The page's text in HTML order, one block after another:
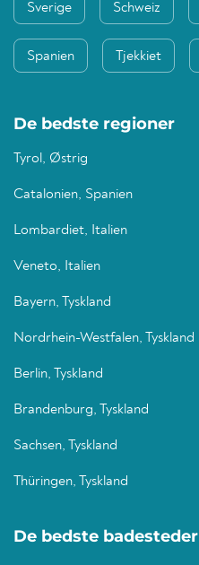
Sverige Schweiz
Spanien Tjekkiet
De bedste regioner
Tyrol, Østrig
Catalonien, Spanien
Lombardiet, Italien
Veneto, Italien
Bayern, Tyskland
Nordrhein-Westfalen, Tyskland
Berlin, Tyskland
Brandenburg, Tyskland
Sachsen, Tyskland
Thüringen, Tyskland
De bedste badesteder